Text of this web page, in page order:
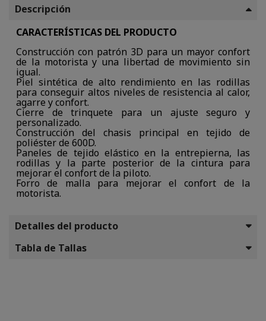
Descripción
CARACTERÍSTICAS DEL PRODUCTO
Construcción con patrón 3D para un mayor confort
de la motorista y una libertad de movimiento sin
igual.
Piel sintética de alto rendimiento en las rodillas
para conseguir altos niveles de resistencia al calor,
agarre y confort.
Cierre de trinquete para un ajuste seguro y
personalizado.
Construcción del chasis principal en tejido de
poliéster de 600D.
Paneles de tejido elástico en la entrepierna, las
rodillas y la parte posterior de la cintura para
mejorar el confort de la piloto.
Forro de malla para mejorar el confort de la
motorista.
Detalles del producto
Tabla de Tallas